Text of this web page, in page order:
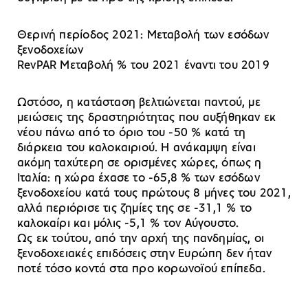
Θερινή περίοδος 2021: Μεταβολή των εσόδων
ξενοδοχείων
RevPAR Μεταβολή % του 2021 έναντι του 2019
Ωστόσο, η κατάσταση βελτιώνεται παντού, με
μειώσεις της δραστηριότητας που αυξήθηκαν εκ
νέου πάνω από το όριο του -50 % κατά τη
διάρκεια του καλοκαιριού. Η ανάκαμψη είναι
ακόμη ταχύτερη σε ορισμένες χώρες, όπως η
Ιταλία: η χώρα έχασε το -65,8 % των εσόδων
ξενοδοχείου κατά τους πρώτους 8 μήνες του 2021,
αλλά περιόρισε τις ζημίες της σε -31,1 % το
καλοκαίρι και μόλις -5,1 % τον Αύγουστο.
Ως εκ τούτου, από την αρχή της πανδημίας, οι
ξενοδοχειακές επιδόσεις στην Ευρώπη δεν ήταν
ποτέ τόσο κοντά στα προ κορωνοϊού επίπεδα.